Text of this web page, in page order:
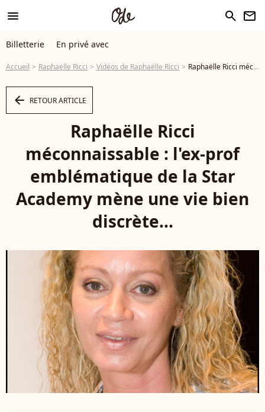
menu search newsletter
Billetterie En privé avec
Accueil Raphaëlle Ricci Vidéos de Raphaëlle Ricci Raphaëlle Ricci méconnaissable : l'ex-prof emblématique de la Star Academy mène une vie bien discrète... - Vidéo
arrow_left RETOUR ARTICLE
Raphaëlle Ricci
méconnaissable : l'ex-prof
emblématique de la Star
Academy mène une vie bien
discrète...